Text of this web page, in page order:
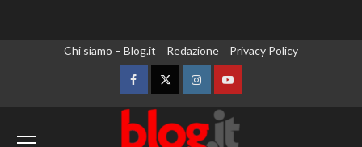
Chi siamo – Blog.it Redazione Privacy Policy
FacebookTwitterInstagramYouTube